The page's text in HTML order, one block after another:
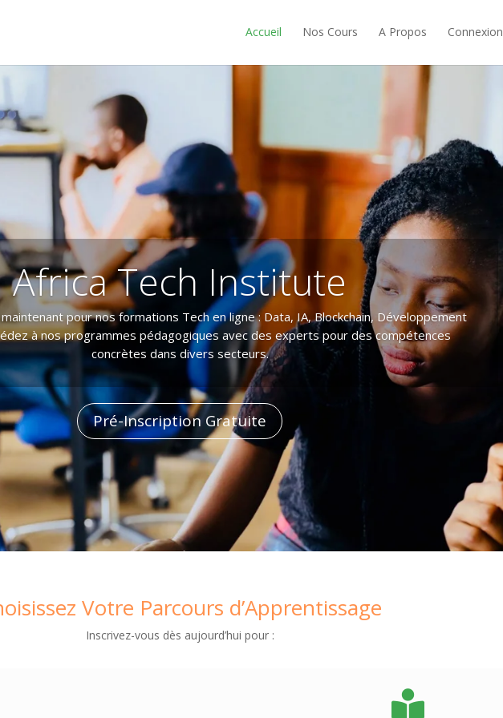
Accueil Nos Cours A Propos Connexion
Africa Tech Institute
pour nos formations Tech en ligne : Data, IA, Blockchain, Développement
à nos programmes pédagogiques avec des experts pour des compétences
concrètes dans divers secteurs.
Pré-Inscription Gratuite
Votre Parcours d’Apprentissage
Inscrivez-vous dès aujourd’hui pour :
